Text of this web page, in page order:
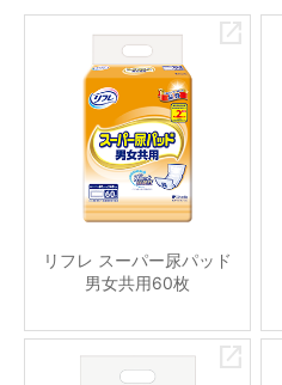
リフレ スーパー尿パッド
男女共用60枚